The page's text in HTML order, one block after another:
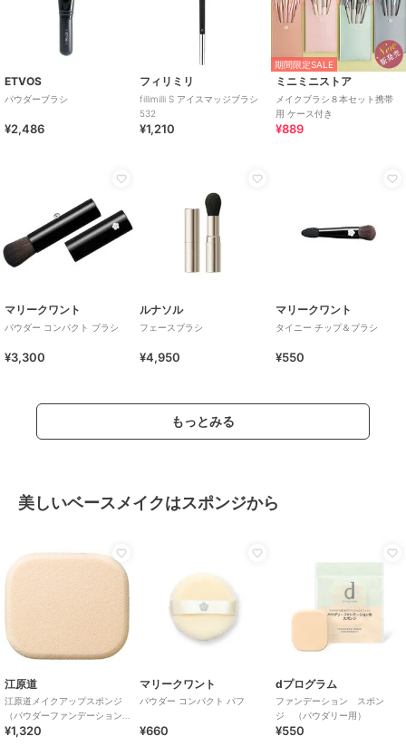
ETVOS
パウダーブラシ
¥2,486
フィリミリ
fillimilli S アイスマッジブラシ
532
¥1,210
期間限定SALE
ミニミニストア
メイクブラシ８本セット携帯
用 ケース付き
¥889
マリークワント
パウダー コンパクト ブラシ
¥3,300
ルナソル
フェースブラシ
¥4,950
マリークワント
タイニー チップ＆ブラシ
¥550
もっとみる
美しいベースメイクはスポンジから
江原道
江原道メイクアップスポンジ
（パウダーファンデーション
用）
¥1,320
マリークワント
パウダー コンパクト パフ
¥660
dプログラム
ファンデーション スポン
ジ （パウダリー用）
¥550